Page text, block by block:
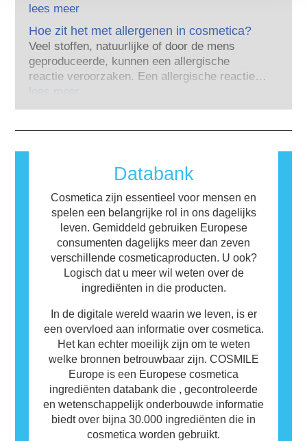
krachtige medicijnen, is ooit aangetoond dat
ze het hormoonsysteem verstoren. De strenge
productveiligheidsbeoordelingen door
gekwalificeerde, wetenschappelijke experts
die bedrijven wettelijk verplicht zijn uit te
voeren, bestrijken alle potentiële risico’s,
voordat er een verbod kwam, heeft de
cosmetica- en lichaamsverzorgingsindustrie
geïnvesteerd in onderzoek en ontwikkeling als
pionier van alternatieven voor dierproeven om
de veiligheid van cosmetica-ingrediënten en -
producten te beoordelen.
lees meer
Hoe zit het met allergenen in cosmetica?
Veel stoffen, natuurlijke of door de mens
geproduceerde, kunnen een allergische
reactie veroorzaken. Een allergische reactie
treedt op wanneer iemands immuunsysteem
verzorgingsproducten kunnen ingrediënten
bevatten die voor sommige mensen allergeen
zijn. Dit betekent niet dat het product niet
veilig is voor anderen om te gebruiken.
lees meer
Databank
Cosmetica zijn essentieel voor mensen en
spelen een belangrijke rol in ons dagelijks
leven. Gemiddeld gebruiken Europese
consumenten dagelijks meer dan zeven
verschillende cosmeticaproducten. U ook?
Logisch dat u meer wil weten over de
ingrediënten in die producten.
In de digitale wereld waarin we leven, is er
een overvloed aan informatie over cosmetica.
Het kan echter moeilijk zijn om te weten
welke bronnen betrouwbaar zijn. COSMILE
Europe is een Europese cosmetica
ingrediënten databank die , gecontroleerde
en wetenschappelijk onderbouwde informatie
biedt over bijna 30.000 ingrediënten die in
cosmetica worden gebruikt.